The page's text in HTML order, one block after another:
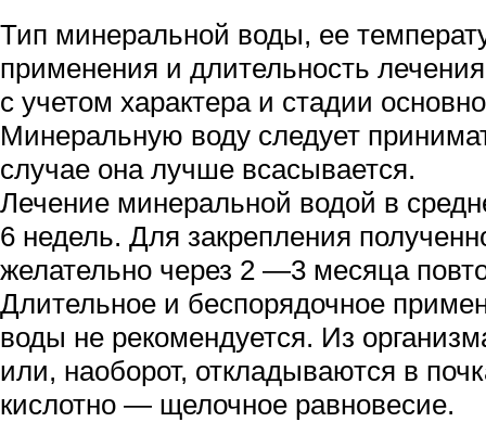
Тип минеральной воды, ее
применения и длительность
с учетом характера и стадии
Минеральную воду следует
случае она лучше всасывается.
Лечение минеральной водой в
6 недель. Для закрепления
желательно через 2 —3 месяца
Длительное и беспорядочное
воды не рекомендуется. Из
или, наоборот, откладываются в
кислотно — щелочное равновесие.